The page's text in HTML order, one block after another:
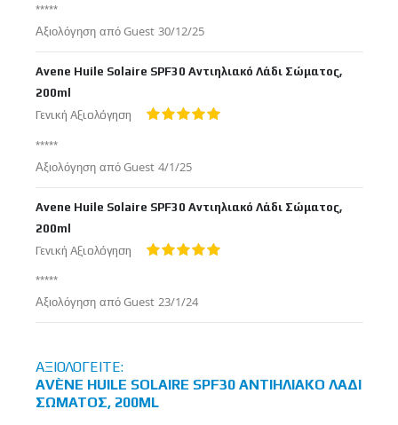
*****
Αξιολόγηση απόGuest Δημοσιεύτηκε
στις
30/12/25
Avene Huile Solaire SPF30 Αντιηλιακό Λάδι Σώματος,
200ml
Γενική Αξιολόγηση
*****
Αξιολόγηση απόGuest Δημοσιεύτηκε
στις
4/1/25
Avene Huile Solaire SPF30 Αντιηλιακό Λάδι Σώματος,
200ml
Γενική Αξιολόγηση
*****
Αξιολόγηση απόGuest Δημοσιεύτηκε
στις
23/1/24
ΑΞΙΟΛΟΓΕΊΤΕ:
AVÈNE HUILE SOLAIRE SPF30 ΑΝΤΙΗΛΙΑΚΌ ΛΆΔΙ
ΣΏΜΑΤΟΣ, 200ML